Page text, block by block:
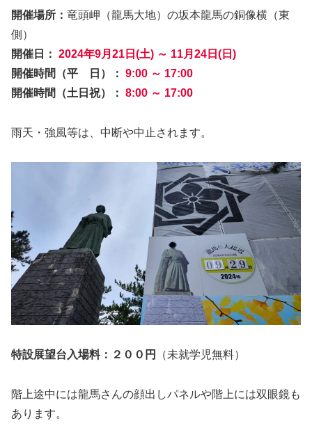
開催場所： 竜頭岬（龍馬大地）の坂本龍馬の銅像横（東
側）
開催日： 2024年9月21日(土) ～ 11月24日(日)
開催時間（平 日）： 9:00 ～ 17:00
開催時間（土日祝）： 8:00 ～ 17:00
雨天・強風等は、中断や中止されます。
特設展望台入場料：２００円 （未就学児無料）
階上途中には龍馬さんの顔出しパネルや階上には双眼鏡も
あります。